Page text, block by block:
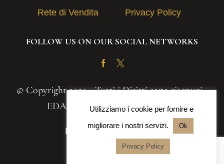
Rete di Vendita Privacy Policy
FOLLOW US ON OUR SOCIAL NETWORKS
Facebook
Twitter
© Copyright 2020 - Tutti i Diritti sono riservati -
EDAS S.A.S. | P.IVA 03131030839
Powered byIteranea srl
Utilizziamo i cookie per fornire e
migliorare i nostri servizi.
Ok
Privacy Policy